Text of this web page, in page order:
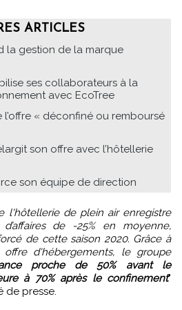
ARTICLES
la gestion de la marque
ses collaborateurs à la
avec EcoTree
« déconfiné ou remboursé
son offre avec l’hôtellerie
son équipe de direction
de -25% en moyenne,
de cette saison 2020. Grâce à
offre d'hébergements, le groupe
proche de 50% avant le
à 70% après le confinement"
de presse.